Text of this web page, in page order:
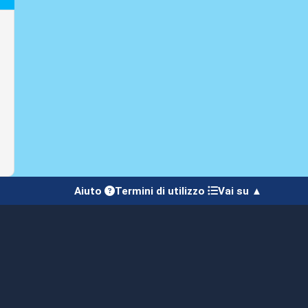
Aiuto Termini di utilizzo Vai su ▲